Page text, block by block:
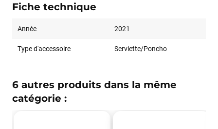
Fiche technique
Année 2021
Type d'accessoire Serviette/Poncho
6 autres produits dans la même
catégorie :
J’ai commandé un pack via leur site internet. À peine la
commande validée, le magasin m’a appelé pour confirmer